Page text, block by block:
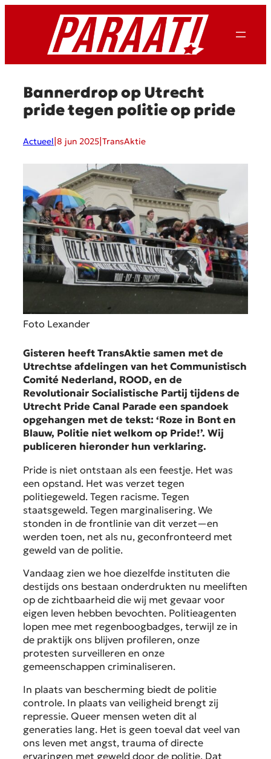
Bannerdrop op Utrecht
pride tegen politie op pride
Actueel 8 jun 2025 TransAktie
Foto Lexander
Gisteren heeft TransAktie samen met de
Utrechtse afdelingen van het Communistisch
Comité Nederland, ROOD, en de
Revolutionair Socialistische Partij tijdens de
Utrecht Pride Canal Parade een spandoek
opgehangen met de tekst: ‘Roze in Bont en
Blauw, Politie niet welkom op Pride!’. Wij
publiceren hieronder hun verklaring.
Pride is niet ontstaan als een feestje. Het was
een opstand. Het was verzet tegen
politiegeweld. Tegen racisme. Tegen
staatsgeweld. Tegen marginalisering. We
stonden in de frontlinie van dit verzet—en
werden toen, net als nu, geconfronteerd met
geweld van de politie.
Vandaag zien we hoe diezelfde instituten die
destijds ons bestaan onderdrukten nu meeliften
op de zichtbaarheid die wij met gevaar voor
eigen leven hebben bevochten. Politieagenten
lopen mee met regenboogbadges, terwijl ze in
de praktijk ons blijven profileren, onze
protesten surveilleren en onze
gemeenschappen criminaliseren.
In plaats van bescherming biedt de politie
controle. In plaats van veiligheid brengt zij
repressie. Queer mensen weten dit al
generaties lang. Het is geen toeval dat veel van
ons leven met angst, trauma of directe
ervaringen met geweld door de politie. Dat